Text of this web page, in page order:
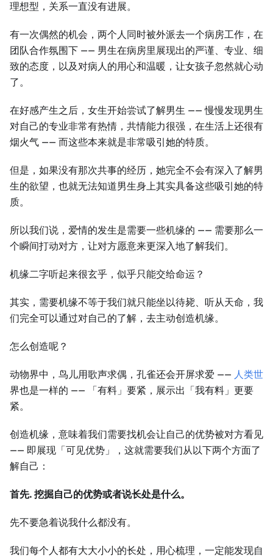
理想型，关系一直没有进展。
有一次偶然的机会，两个人同时被外派去一个病房工作，在
团队合作氛围下 —— 男生在病房里展现出的严谨、专业、细
致的态度，以及对病人的用心和温暖，让女孩子忽然就心动
了。
在好感产生之后，女生开始尝试了解男生 —— 慢慢发现男生
对自己的专业非常有热情，共情能力很强，在生活上还很有
烟火气 —— 而这些本来就是非常吸引她的特质。
但是，如果没有那次共事的经历，她完全不会有深入了解男
生的欲望，也就无法知道男生身上其实具备这些吸引她的特
质。
所以我们说，爱情的发生是需要一些机缘的 —— 需要那么一
个瞬间打动对方，让对方愿意来更深入地了解我们。
机缘二字听起来很玄乎，似乎只能交给命运？
其实，需要机缘不等于我们就只能坐以待毙、听从天命，我
们完全可以通过对自己的了解，去主动创造机缘。
怎么创造呢？
动物界中，鸟儿用歌声求偶，孔雀还会开屏求爱 —— 人类世
界也是一样的 —— 「有料」要紧，展示出「我有料」更要
紧。
创造机缘，意味着我们需要找机会让自己的优势被对方看见
—— 即展现「可见优势」，这就需要我们从以下两个方面了
解自己：
首先. 挖掘自己的优势或者说长处是什么。
先不要急着说我什么都没有。
我们每个人都有大大小小的长处，用心梳理，一定能发现自